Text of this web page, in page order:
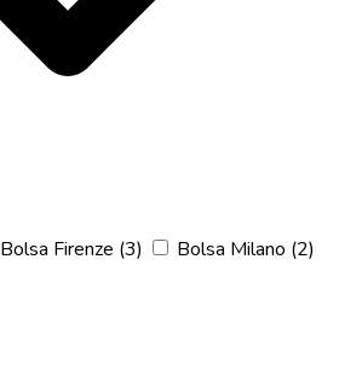
Bolsa Firenze (3) Bolsa Milano (2)